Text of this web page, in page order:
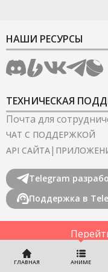
ГЛАВНАЯ АНИМЕ
НАШИ РЕСУРСЫ
ТЕХНИЧЕСКАЯ
Почта для
ЧАТ С ПОДДЕРЖКОЙ
API САЙТА|
Telegram
Поддержка в
©2022-2026